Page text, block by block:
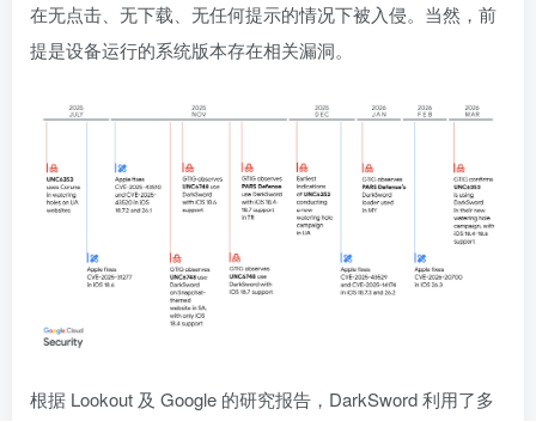
在无点击、无下载、无任何提示的情况下被入侵。当然，前
提是设备运行的系统版本存在相关漏洞。
根据 Lookout 及 Google 的研究报告，DarkSword 利用了多